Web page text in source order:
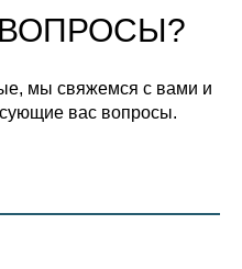
мы свяжемся с вами и
вас вопросы.